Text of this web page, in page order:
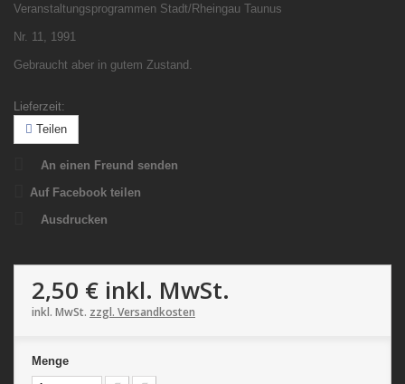
Veranstaltungsprogrammen Stadt/Rheingau Taunus
Nr. 11, 1991
Gebraucht aber in gutem Zustand.
Lieferzeit:
Teilen
An einen Freund senden
Auf Facebook teilen
Ausdrucken
2,50 € inkl. MwSt.
inkl. MwSt. zzgl. Versandkosten
Menge